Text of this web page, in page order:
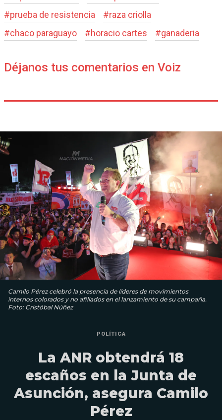
#prueba de resistencia #raza criolla
#chaco paraguayo #horacio cartes #ganaderia
Déjanos tus comentarios en Voiz
Camilo Pérez celebró la presencia de líderes de movimientos
internos colorados y no afiliados en el lanzamiento de su campaña.
Foto: Cristóbal Núñez
POLÍTICA
La ANR obtendrá 18
escaños en la Junta de
Asunción, asegura Camilo
Pérez